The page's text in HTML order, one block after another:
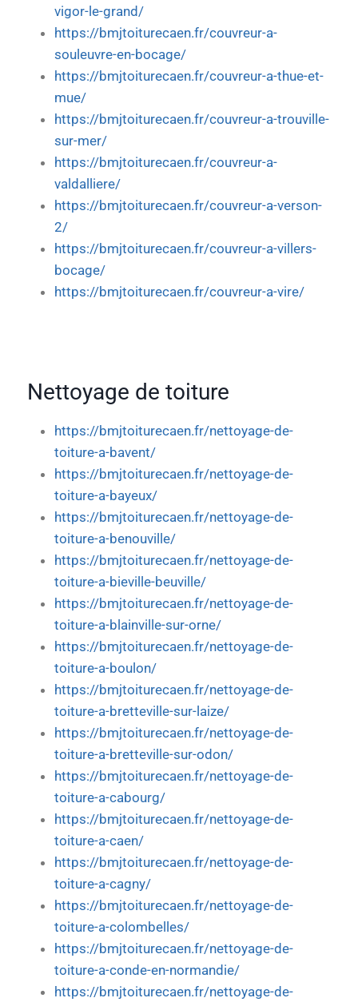
vigor-le-grand/
https://bmjtoiturecaen.fr/couvreur-a-
souleuvre-en-bocage/
https://bmjtoiturecaen.fr/couvreur-a-thue-et-
mue/
https://bmjtoiturecaen.fr/couvreur-a-trouville-
sur-mer/
https://bmjtoiturecaen.fr/couvreur-a-
valdalliere/
https://bmjtoiturecaen.fr/couvreur-a-verson-
2/
https://bmjtoiturecaen.fr/couvreur-a-villers-
bocage/
https://bmjtoiturecaen.fr/couvreur-a-vire/
Nettoyage de toiture
https://bmjtoiturecaen.fr/nettoyage-de-
toiture-a-bavent/
https://bmjtoiturecaen.fr/nettoyage-de-
toiture-a-bayeux/
https://bmjtoiturecaen.fr/nettoyage-de-
toiture-a-benouville/
https://bmjtoiturecaen.fr/nettoyage-de-
toiture-a-bieville-beuville/
https://bmjtoiturecaen.fr/nettoyage-de-
toiture-a-blainville-sur-orne/
https://bmjtoiturecaen.fr/nettoyage-de-
toiture-a-boulon/
https://bmjtoiturecaen.fr/nettoyage-de-
toiture-a-bretteville-sur-laize/
https://bmjtoiturecaen.fr/nettoyage-de-
toiture-a-bretteville-sur-odon/
https://bmjtoiturecaen.fr/nettoyage-de-
toiture-a-cabourg/
https://bmjtoiturecaen.fr/nettoyage-de-
toiture-a-caen/
https://bmjtoiturecaen.fr/nettoyage-de-
toiture-a-cagny/
https://bmjtoiturecaen.fr/nettoyage-de-
toiture-a-colombelles/
https://bmjtoiturecaen.fr/nettoyage-de-
toiture-a-conde-en-normandie/
https://bmjtoiturecaen.fr/nettoyage-de-